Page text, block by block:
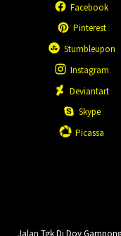
Facebook
Pinterest
Stumbleupon
Instagram
Deviantart
Skype
Picassa